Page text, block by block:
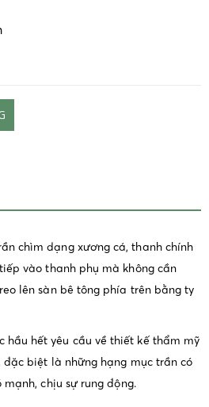
chìm dạng xương cá, thanh chính
vào thanh phụ mà không cần
lên sàn bê tông phía trên bằng ty
hầu hết yêu cầu về thiết kế thẩm mỹ
biệt là những hạng mục trần có
chịu sự rung động.